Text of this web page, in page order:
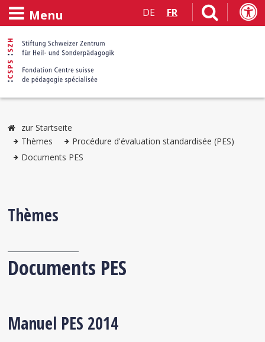
Menu DE FR
zur Startseite
Thèmes
Procédure d'évaluation standardisée (PES)
Documents PES
Thèmes
Documents PES
Manuel PES 2014